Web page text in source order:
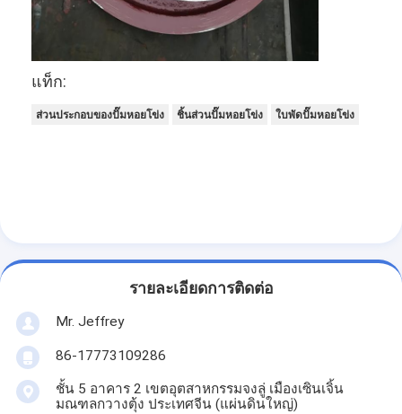
ควบคุมคุณภาพ
ติดต่อเรา
Ecer
ปั๊มสารละลายแนวตั้ง
แท็ก:
ส่วนประกอบของปั๊มหอยโข่ง ชิ้นส่วนปั๊มหอยโข่ง ใบพัดปั๊มหอยโข่ง
รายละเอียดการติดต่อ
Mr. Jeffrey
86-17773109286
ชั้น 5 อาคาร 2 เขตอุตสาหกรรมจงลู่ เมืองเซินเจิ้น
มณฑลกวางตุ้ง ประเทศจีน (แผ่นดินใหญ่)